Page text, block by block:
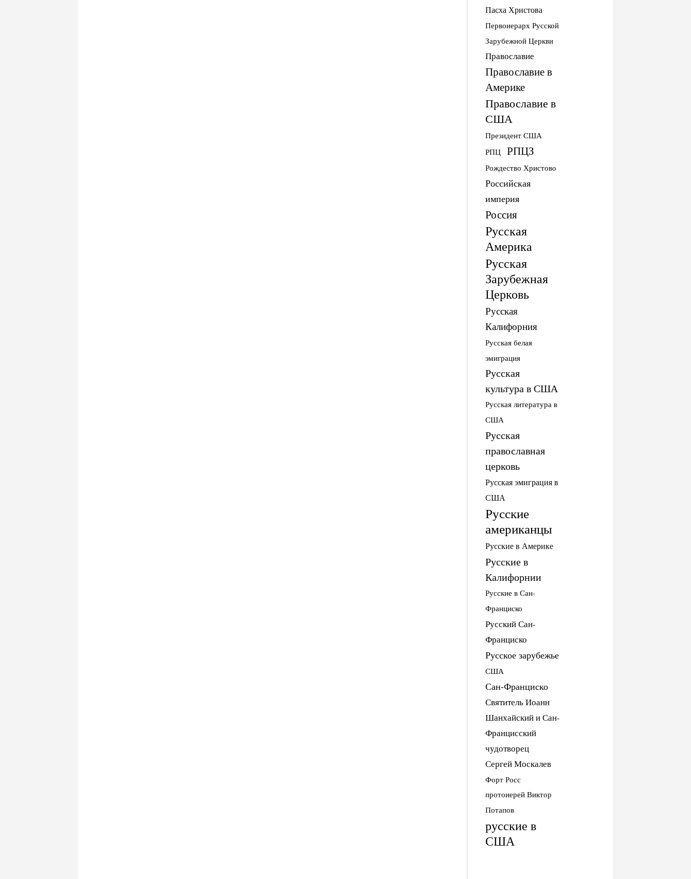
Пасха Христова
Первоиерарх Русской
Зарубежной Церкви
Православие
Православие в
Америке
Православие в
США
Президент США
РПЦ РПЦЗ
Рождество Христово
Российская
империя
Россия
Русская
Америка
Русская
Зарубежная
Церковь
Русская
Калифорния
Русская белая
эмиграция
Русская
культура в США
Русская литература в
США
Русская
православная
церковь
Русская эмиграция в
США
Русские
американцы
Русские в Америке
Русские в
Калифорнии
Русские в Сан-
Франциско
Русский Сан-
Франциско
Русское зарубежье
США
Сан-Франциско
Святитель Иоанн
Шанхайский и Сан-
Францисский
чудотворец
Сергей Москалев
Форт Росс
протоиерей Виктор
Потапов
русские в
США